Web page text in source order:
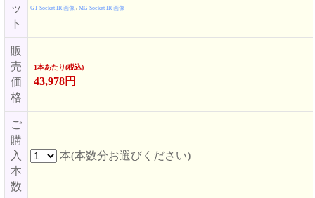
ッ
ト
GT Socket IR 画像 / MG Socket IR 画像
販
売
価
格
1本あたり(税込)
43,978円
ご
購
入
本
数
本(本数分お選びください)